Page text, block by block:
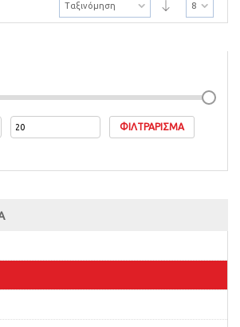
ΦΙΛΤΡΆΡΙΣΜΑ
Ταξινόμηση 8